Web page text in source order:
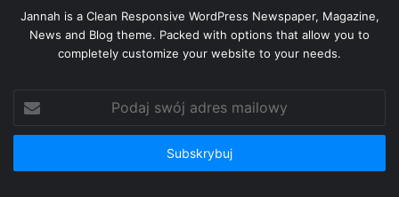
Jannah is a Clean Responsive WordPress Newspaper, Magazine,
News and Blog theme. Packed with options that allow you to
completely customize your website to your needs.
Podaj
swój
adres